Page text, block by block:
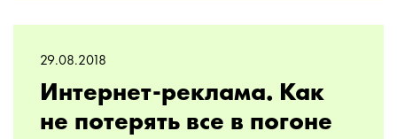
29.08.2018
Интернет-реклама. Как
не потерять все в погоне